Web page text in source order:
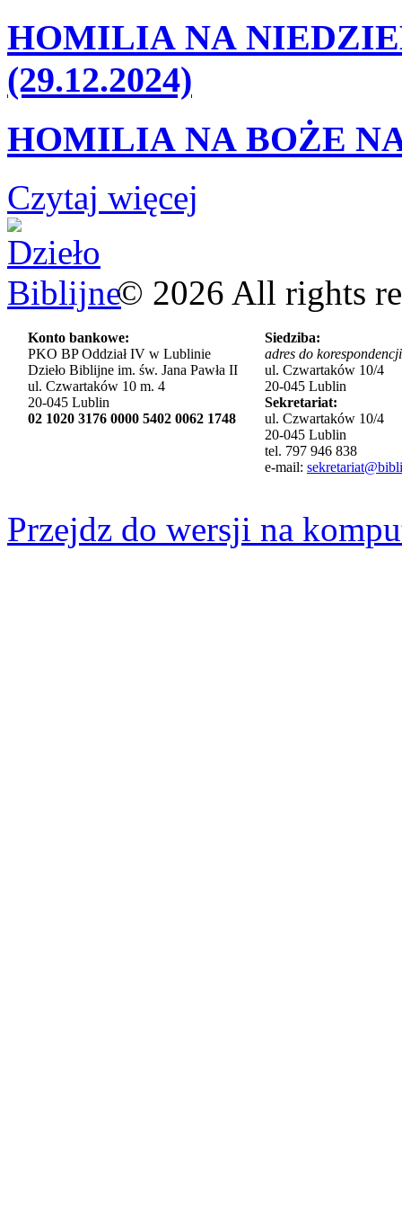
HOMILIA NA
(29.12.2024)
HOMILIA NA BOŻE
Czytaj więcej
© 2026 All rights
Konto bankowe:
PKO BP Oddział IV w Lublinie
Dzieło Biblijne im. św. Jana Pawła II
ul. Czwartaków 10 m. 4
20-045 Lublin
02 1020 3176 0000 5402 0062 1748
Siedziba:
adres do
ul. Czwartaków 10/4
20-045 Lublin
Sekretariat:
ul. Czwartaków 10/4
20-045 Lublin
tel. 797 946 838
e-mail:
Przejdz do wersji na